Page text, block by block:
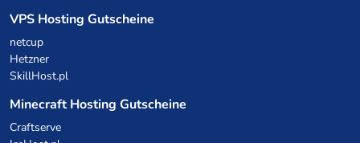
VPS Hosting Gutscheine
netcup
Hetzner
SkillHost.pl
Minecraft Hosting Gutscheine
Craftserve